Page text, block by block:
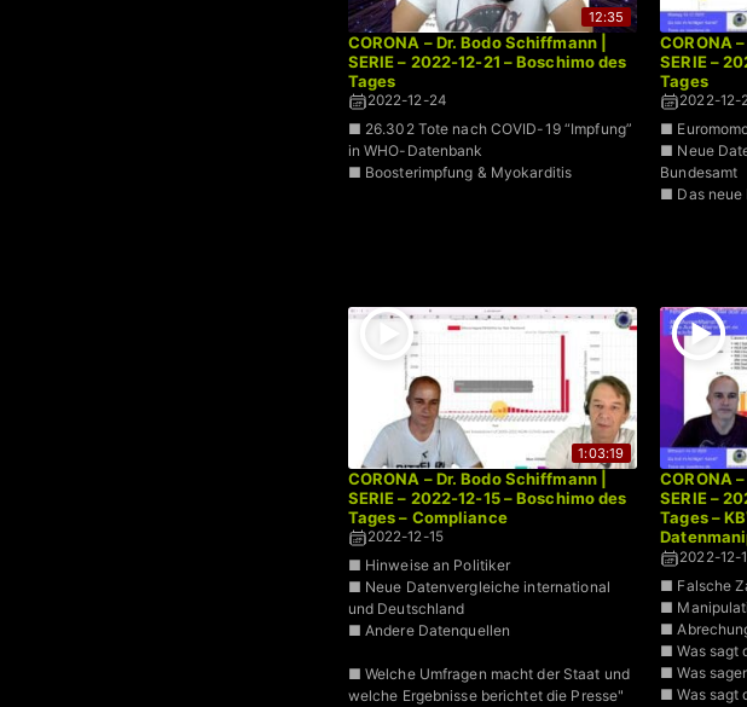
12:35
CORONA – Dr. Bodo Schiffmann |
SERIE – 2022-12-21 – Boschimo des
Tages
2022-12-24
■ 26.302 Tote nach COVID-19 “Impfung”
in WHO-Datenbank
■ Boosterimpfung & Myokarditis
CORONA
SERIE –
Tages
2022-12-
■
■ Neue
Bundesamt
■ Das neue
1:03:19
CORONA – Dr. Bodo Schiffmann |
SERIE – 2022-12-15 – Boschimo des
Tages – Compliance
2022-12-15
■ Hinweise an Politiker
■ Neue Datenvergleiche international
und Deutschland
■ Andere Datenquellen
■ Welche Umfragen macht der Staat und
welche Ergebnisse berichtet die Presse"
CORONA
SERIE –
Tages –
2022-12-
■ Falsche
■
■
■ Was sagt
■ Was
■ Was sagt